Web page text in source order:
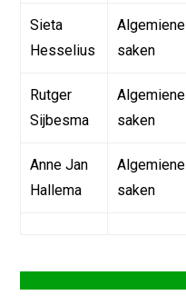
Sieta
Hesselius
Algemiene
saken
Rutger
Sijbesma
Algemiene
saken
Anne Jan
Hallema
Algemiene
saken